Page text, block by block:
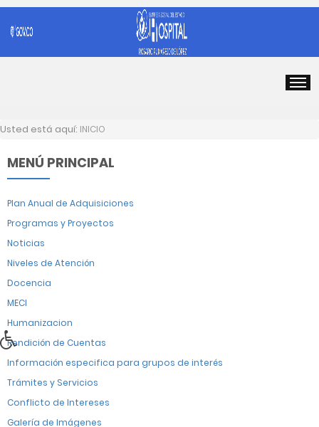
Usted está aquí: INICIO
MENÚ PRINCIPAL
Plan Anual de Adquisiciones
Programas y Proyectos
Noticias
Niveles de Atención
Docencia
MECI
Humanizacion
Rendición de Cuentas
Información especifica para grupos de interés
Trámites y Servicios
Conflicto de Intereses
Galería de Imágenes